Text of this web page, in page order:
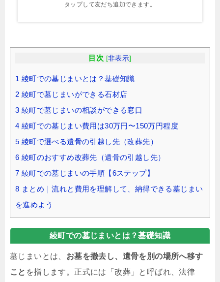
タップして友だち追加できます。
目次 [非表示]
1 綾町での墓じまいとは？基礎知識
2 綾町で墓じまいができる石材店
3 綾町で墓じまいの相談ができる窓口
4 綾町での墓じまい費用は30万円〜150万円程度
5 綾町で選べる遺骨の引越し先（改葬先）
6 綾町のおすすめ改葬先（遺骨の引越し先）
7 綾町での墓じまいの手順【6ステップ】
8 まとめ｜流れと費用を理解して、納得できる墓じまい
を進めよう
綾町での墓じまいとは？基礎知識
墓じまいとは、 お墓を撤去し、遺骨を別の場所へ移す
こと を指します。正式には「改葬」と呼ばれ、法律